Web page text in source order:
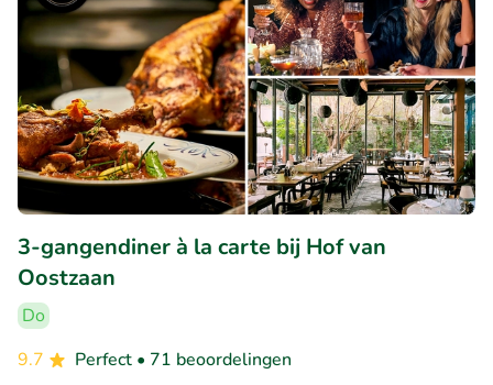
3-gangendiner à la carte bij Hof van
Oostzaan
Do
9.7
Perfect • 71 beoordelingen